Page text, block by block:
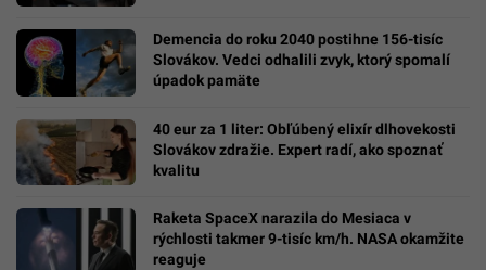
Demencia do roku 2040 postihne 156-tisíc
Slovákov. Vedci odhalili zvyk, ktorý spomalí
úpadok pamäte
40 eur za 1 liter: Obľúbený elixír dlhovekosti
Slovákov zdražie. Expert radí, ako spoznať
kvalitu
Raketa SpaceX narazila do Mesiaca v
rýchlosti takmer 9-tisíc km/h. NASA okamžite
reaguje